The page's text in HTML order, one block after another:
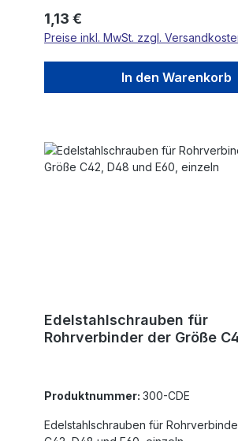
Regulärer Preis:
1,13 €
Preise inkl. MwSt. zzgl.
In den Warenkorb
Edelstahlschrauben für
Rohrverbinder der Größe
Produktnummer: 300-CDE
Edelstahlschrauben für